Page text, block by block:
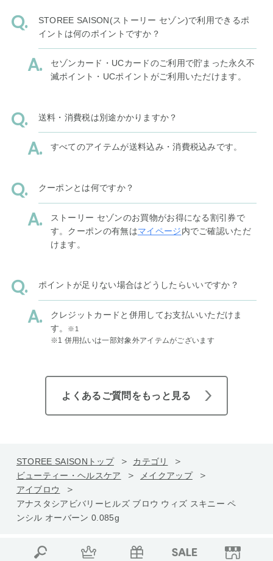
STOREE SAISON(ストーリー セゾン)で利用できるポ
イントは何のポイントですか？
セゾンカード・UCカードのご利用で貯まった永久不
滅ポイント・UCポイントがご利用いただけます。
送料・消費税は別途かかりますか？
すべてのアイテムが送料込み・消費税込みです。
クーポンとは何ですか？
ストーリー セゾンのお買物がお得になる割引券で
す。クーポンの有無はマイページ内でご確認いただ
けます。
ポイントが足りない場合はどうしたらいいですか？
クレジットカードと併用してお支払いいただけま
す。
※1
※1 併用払いは一部対象外アイテムがございます
よくあるご質問をもっと見る
STOREE SAISONトップ
カテゴリ
ビューティー・ヘルスケア
メイクアップ
アイブロウ
アナスタシアビバリーヒルズ ブロウ ウィズ スキニー ペ
ンシル オーバーン 0.085g